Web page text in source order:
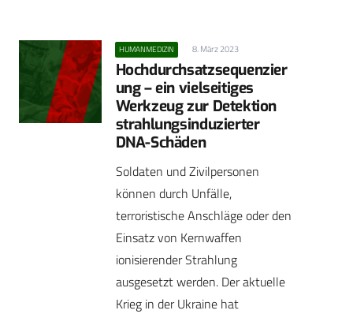
HUMANMEDIZIN 8. März 2023
Hochdurchsatzsequenzier
ung – ein vielseitiges
Werkzeug zur Detektion
strahlungsinduzierter
DNA-Schäden
Soldaten und Zivilpersonen
können durch Unfälle,
terroristische Anschläge oder den
Einsatz von Kernwaffen
ionisierender Strahlung
ausgesetzt werden. Der aktuelle
Krieg in der Ukraine hat